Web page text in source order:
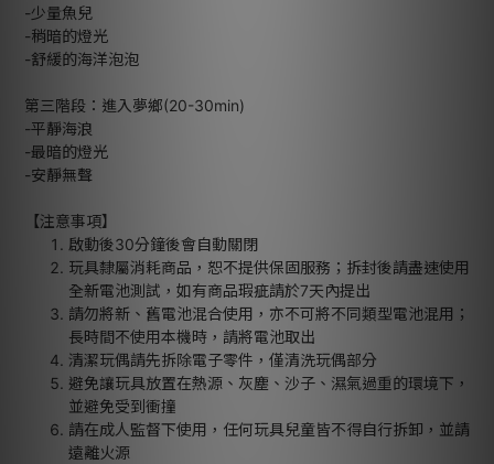
-少量魚兒
-稍暗的燈光
-舒緩的海洋泡泡
第三階段：進入夢鄉(20-30min)
-平靜海浪
-最暗的燈光
-安靜無聲
【注意事項】
啟動後30分鐘後會自動關閉
玩具隸屬消耗商品，恕不提供保固服務；拆封後請盡速使用
全新電池測試，如有商品瑕疵請於7天內提出
請勿將新、舊電池混合使用，亦不可將不同類型電池混用；
長時間不使用本機時，請將電池取出
清潔玩偶請先拆除電子零件，僅清洗玩偶部分
避免讓玩具放置在熱源、灰塵、沙子、濕氣過重的環境下，
並避免受到衝撞
請在成人監督下使用，任何玩具兒童皆不得自行拆卸，並請
遠離火源